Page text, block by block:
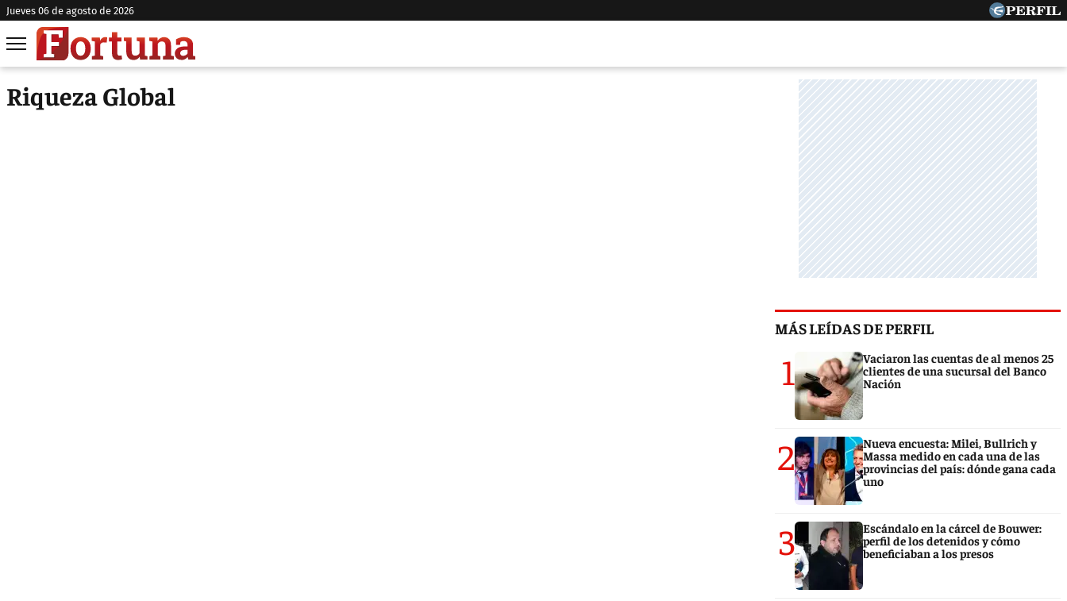
jueves 06 de agosto de 2026
Riqueza Global
MÁS LEÍDAS DE PERFIL
1
Vaciaron las cuentas de al menos 25
clientes de una sucursal del Banco
Nación
2
Nueva encuesta: Milei, Bullrich y
Massa medido en cada una de las
provincias del país: dónde gana cada
uno
3
Escándalo en la cárcel de Bouwer:
perfil de los detenidos y cómo
beneficiaban a los presos